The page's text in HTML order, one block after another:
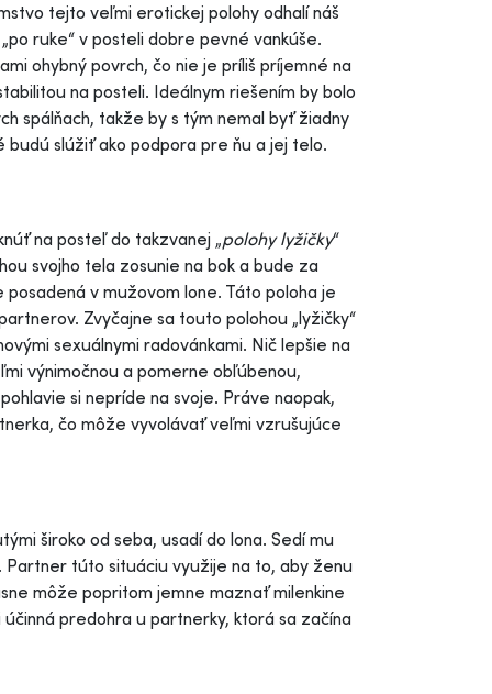
tejto veľmi erotickej polohy odhalí náš
ruke“ v posteli dobre pevné vankúše.
ohybný povrch, čo nie je príliš príjemné na
na posteli. Ideálnym riešením by bolo
spálňach, takže by s tým nemal byť žiadny
slúžiť ako podpora pre ňu a jej telo.
na posteľ do takzvanej „polohy lyžičky“
svojho tela zosunie na bok a bude za
v mužovom lone. Táto poloha je
Zvyčajne sa touto polohou „lyžičky“
sexuálnymi radovánkami. Nič lepšie na
výnimočnou a pomerne obľúbenou,
si nepríde na svoje. Práve naopak,
čo môže vyvolávať veľmi vzrušujúce
široko od seba, usadí do lona. Sedí mu
túto situáciu využije na to, aby ženu
môže popritom jemne maznať milenkine
predohra u partnerky, ktorá sa začína